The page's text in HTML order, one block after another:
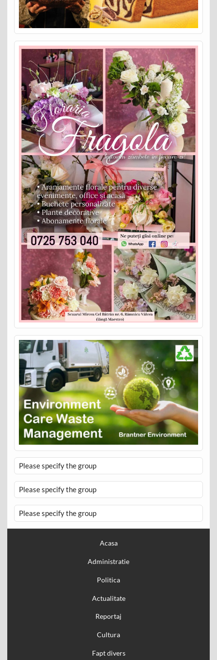
Please specify the group
Please specify the group
Please specify the group
Acasa
Administratie
Politica
Actualitate
Reportaj
Cultura
Fapt divers